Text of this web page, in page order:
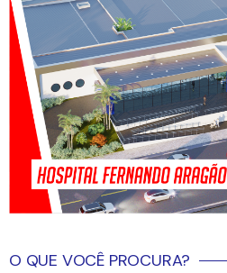
O QUE VOCÊ PROCURA?